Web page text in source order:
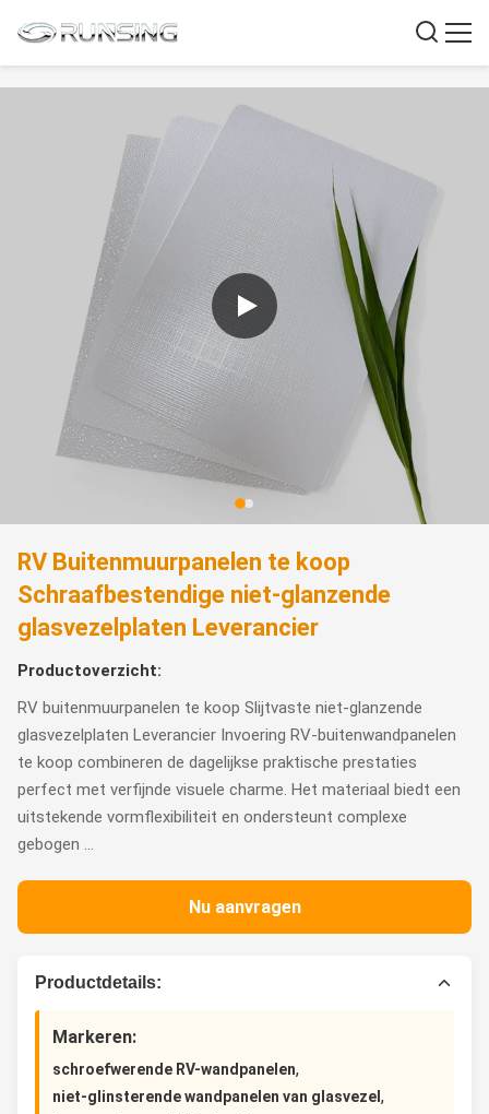
RV Buitenmuurpanelen te koop
Schraafbestendige niet-glanzende
glasvezelplaten Leverancier
Productoverzicht:
RV buitenmuurpanelen te koop Slijtvaste niet-glanzende
glasvezelplaten Leverancier Invoering RV-buitenwandpanelen
te koop combineren de dagelijkse praktische prestaties
perfect met verfijnde visuele charme. Het materiaal biedt een
uitstekende vormflexibiliteit en ondersteunt complexe
gebogen ...
Nu aanvragen
Productdetails:
Markeren:
schroefwerende RV-wandpanelen,
niet-glinsterende wandpanelen van glasvezel ,